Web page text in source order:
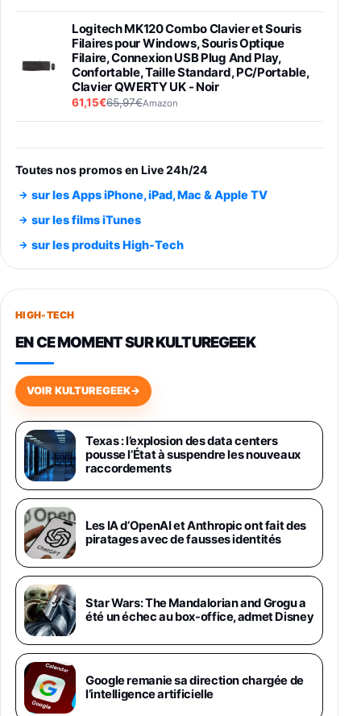
Logitech MK120 Combo Clavier et Souris
Filaires pour Windows, Souris Optique
Filaire, Connexion USB Plug And Play,
Confortable, Taille Standard, PC/Portable,
Clavier QWERTY UK - Noir
61,15€65,97€Amazon
entraénement direct 3 vitesses (33-45-78
trs/min) avec pre-ampli intégré et port USB
Smartphone SAMSUNG Galaxy S26 Ultra
891,99€1199€Fnac (Vendeur Tiers)
Smartphone SAMSUNG Galaxy S26+ Violet
749,99€
648,63€834,71€
Samsung Galaxy Miracle Ultra, Smartphone
Android 5G avec Galaxy AI, 512 Go,
Chargeur Secteur Rapide 25W Inclus,
Smartphone déverrouillé, Noir, Version FR
1019€
Galaxy S26 Ultra 512 Go Bleu
1019€1399€Fnac (Vendeur Tiers)
Galaxy S26 Ultra 256 Go Violet
892€1199€Fnac (Vendeur Tiers)
Philips SHK2000BL - Casque Enfant - Bleu &
Répartiteur Audio 5 Casques, Blanc
24,94€29,96€Fnac (Vendeur Tiers)
Toutes nos promos en Live 24h/24
sur les Apps iPhone, iPad, Mac & Apple TV
sur les films iTunes
sur les produits High-Tech
HIGH-TECH
EN CE MOMENT SUR KULTUREGEEK
VOIR KULTUREGEEK→
Texas : l’explosion des data centers
pousse l’État à suspendre les nouveaux
raccordements
Les IA d’OpenAI et Anthropic ont fait des
piratages avec de fausses identités
Star Wars: The Mandalorian and Grogu a
été un échec au box-office, admet Disney
Google remanie sa direction chargée de
l’intelligence artificielle